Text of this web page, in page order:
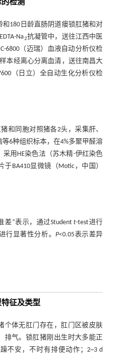
检测
和180日龄直肠阴道瘘锁肛猪和对
Na2抗凝管中，送往江西中医
6800（迈瑞）血液自动分析仪检
本经离心分离血清，送往南昌大
（日立）全自动生化分析仪检
和同胞对照猪各2头，采集肝、
6种组织标本，在4%多聚甲醛溶
用HE染色法（苏木精-伊红染色
BA410显微镜（Motic，中国）
差”表示，通过Studentt-test进行
行显著性分析。P<0.05表示差异
征及类型
个体无肛门存在，肛门区被皮肤
排气。锁肛猪刚出生时大多能正
不安，不时有排便动作；2~3 d